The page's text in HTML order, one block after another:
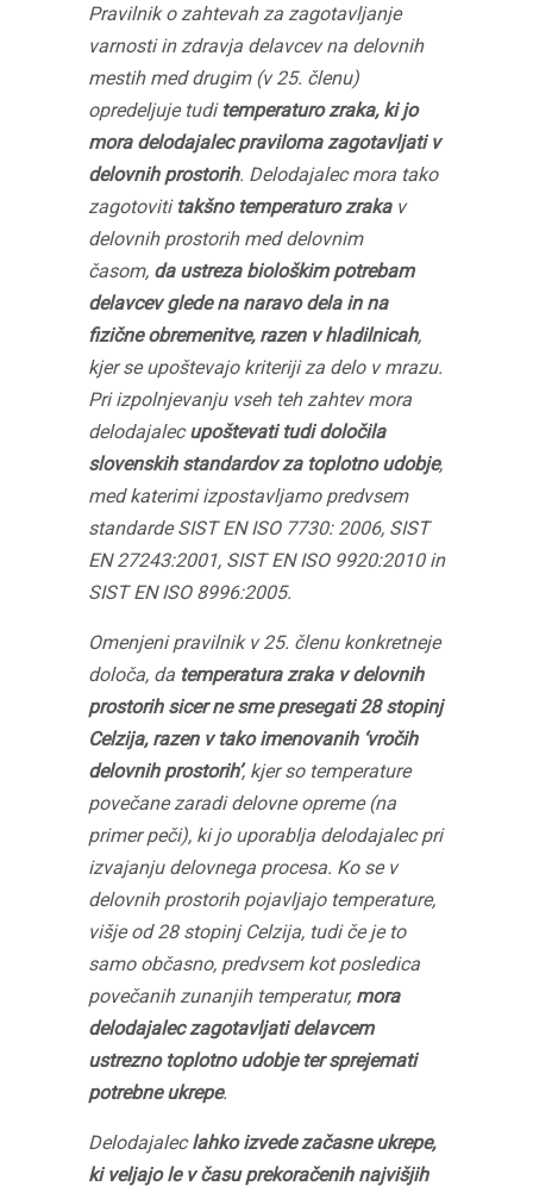
Pravilnik o zahtevah za zagotavljanje
varnosti in zdravja delavcev na delovnih
mestih med drugim (v 25. členu)
opredeljuje tuditemperaturo zraka, ki jo
mora delodajalec praviloma zagotavljati v
delovnih prostorih. Delodajalec mora tako
zagotoviti takšno temperaturo zrakav
delovnih prostorih med delovnim
časom, da ustreza biološkim potrebam
delavcev glede na naravo dela in na
fizične obremenitve, razen v hladilnicah,
kjer se upoštevajo kriteriji za delo v mrazu.
Pri izpolnjevanju vseh teh zahtev mora
delodajalecupoštevati tudi določila
slovenskih standardov za toplotno udobje,
med katerimi izpostavljamo predvsem
standarde SIST EN ISO 7730: 2006, SIST
EN 27243:2001, SIST EN ISO 9920:2010 in
SIST EN ISO 8996:2005.
Omenjeni pravilnik v 25. členu konkretneje
določa, da temperatura zraka v delovnih
prostorih sicer ne sme presegati 28 stopinj
Celzija, razen v tako imenovanih ‘vročih
delovnih prostorih’, kjer so temperature
povečane zaradi delovne opreme (na
primer peči), ki jo uporablja delodajalec pri
izvajanju delovnega procesa. Ko se v
delovnih prostorih pojavljajo temperature,
višje od 28 stopinj Celzija, tudi če je to
samo občasno, predvsem kot posledica
povečanih zunanjih temperatur, mora
delodajalec zagotavljati delavcem
ustrezno toplotno udobje ter sprejemati
potrebne ukrepe.
Delodajaleclahko izvede začasne ukrepe,
ki veljajo le v času prekoračenih najvišjih